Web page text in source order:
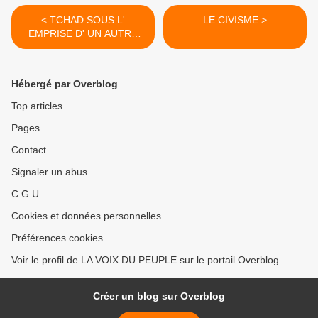
< TCHAD SOUS L'
EMPRISE D' UN AUTRE
DICTATEUR
LE CIVISME >
Hébergé par Overblog
Top articles
Pages
Contact
Signaler un abus
C.G.U.
Cookies et données personnelles
Préférences cookies
Voir le profil de LA VOIX DU PEUPLE sur le portail Overblog
Créer un blog sur Overblog